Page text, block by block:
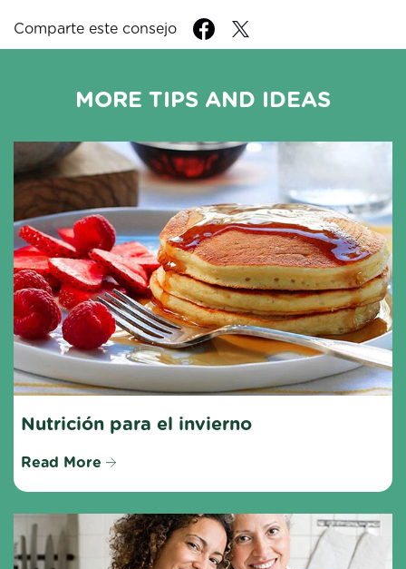
Comparte este consejo
MORE TIPS AND IDEAS
Nutrición para el invierno
Read More